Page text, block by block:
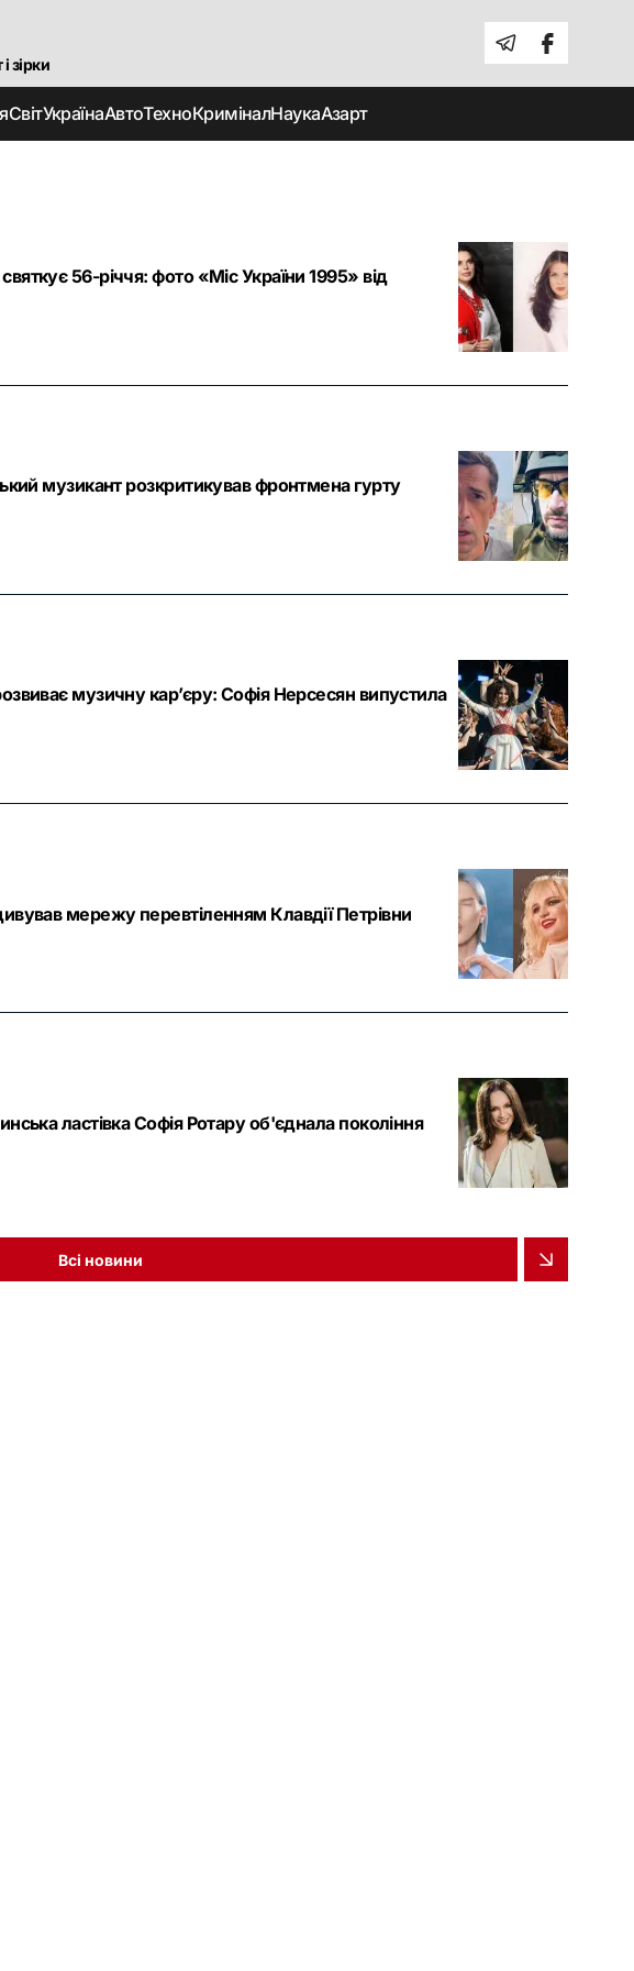
зірки
СвітУкраїнаАвтоТехноКриміналНаукаАзарт
56-річчя: фото «Міс України 1995» від
музикант розкритикував фронтмена гурту
музичну кар’єру: Софія Нерсесян випустила
мережу перевтіленням Клавдії Петрівни
ластівка Софія Ротару об'єднала покоління
Всі новини